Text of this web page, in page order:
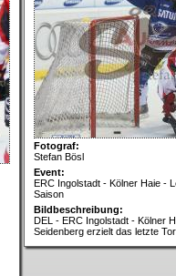
Fotograf:
Stefan Bösl
Event:
ERC Ingolstadt - Kölner Haie -
Saison
Bildbeschreibung:
DEL - ERC Ingolstadt - Kölner
Seidenberg erzielt das letzte